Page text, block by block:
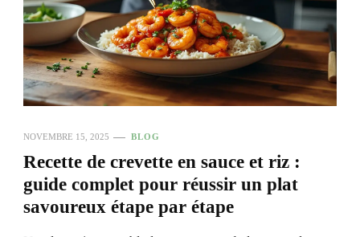
NOVEMBRE 15, 2025 BLOG
Recette de crevette en sauce et riz :
guide complet pour réussir un plat
savoureux étape par étape